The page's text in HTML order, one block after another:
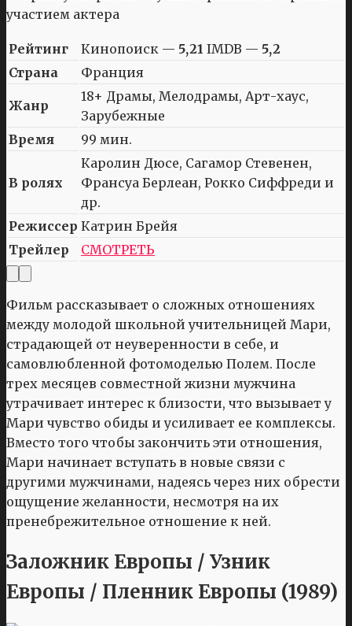
Рейтинг Кинопоиск — 5,21 IMDB — 5,2
Страна
Франция
Жанр
18+ Драмы, Мелодрамы, Арт-хаус,
Зарубежные
Время
99 мин.
В ролях
Каролин Дюсе, Сагамор Стевенен,
Франсуа Берлеан, Рокко Сиффреди и
др.
Режиссер Катрин Брейя
Трейлер
СМОТРЕТЬ
Фильм рассказывает о сложных отношениях
между молодой школьной учительницей Мари,
страдающей от неуверенности в себе, и
самовлюбленной фотомоделью Полем. После
трех месяцев совместной жизни мужчина
утрачивает интерес к близости, что вызывает у
Мари чувство обиды и усиливает ее комплексы.
Вместо того чтобы закончить эти отношения,
Мари начинает вступать в новые связи с
другими мужчинами, надеясь через них обрести
ощущение желанности, несмотря на их
пренебрежительное отношение к ней.
Заложник Европы / Узник
Европы / Пленник Европы (1989)